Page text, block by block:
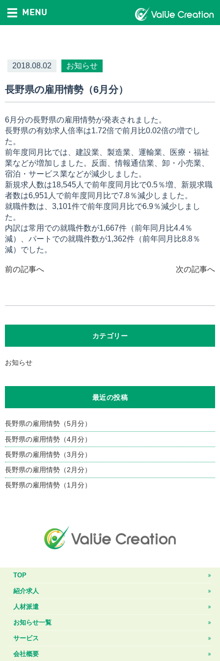
MENU
2018.08.02 お知らせ
長野県の雇用情勢（6月分）
6月分の長野県の雇用情勢が発表されました。
長野県の有効求人倍率は1.72倍で前月比0.02倍の増でし
た。
前年度同月比では、建設業、製造業、運輸業、医療・福祉
業などが増加しました。反面、情報通信業、卸・小売業、
宿泊・サービス業などが減少しました。
新規求人数は18,545人で前年度同月比で0.5％増、新規求職
者数は6,951人で前年度同月比で7.8％減少しました。
就職件数は、3,101件で前年度同月比で6.9％減少しまし
た。
内訳は常用での就職件数が1,667件（前年同月比4.4％
減）、パートでの就職件数が1,362件（前年同月比8.8％
減）でした。
前の記事へ 次の記事へ
カテゴリー
お知らせ
最近の投稿
長野県の雇用情勢（5月分）
長野県の雇用情勢（4月分）
長野県の雇用情勢（3月分）
長野県の雇用情勢（2月分）
長野県の雇用情勢（1月分）
TOP
紹介求人
人材派遣
お知らせ一覧
サービス
会社概要